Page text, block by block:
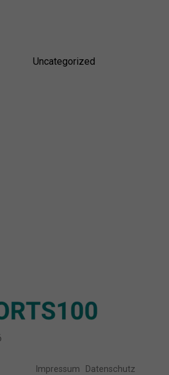
Uncategorized
Impressum Datenschutz